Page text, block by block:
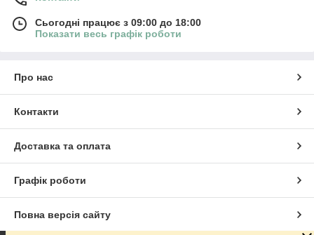
Сьогодні працює з 09:00 до 18:00
Показати весь графік роботи
Про нас
Контакти
Доставка та оплата
Графік роботи
Повна версія сайту